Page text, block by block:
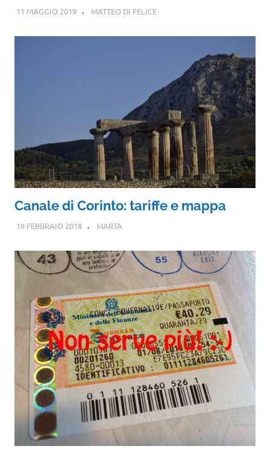
11 MAGGIO 2019 MATTEO DI FELICE
Canale di Corinto: tariffe e mappa
19 FEBBRAIO 2018 MARTA